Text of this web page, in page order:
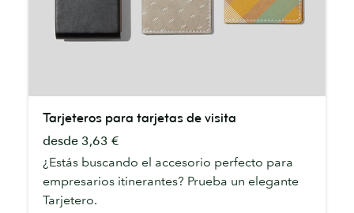
para
tarjetas
visita
Tarjeteros para tarjetas de visita
desde 3,63 €
¿Estás buscando el accesorio perfecto para
empresarios itinerantes? Prueba un elegante
Tarjetero.